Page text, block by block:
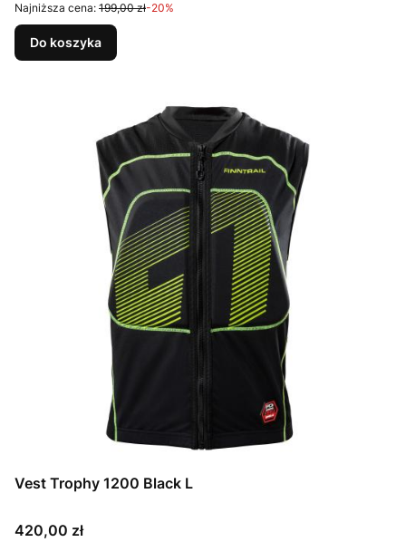
Najniższa cena: 199,00 zł-20%
Do koszyka
Vest Trophy 1200 Black L
Cena
420,00 zł